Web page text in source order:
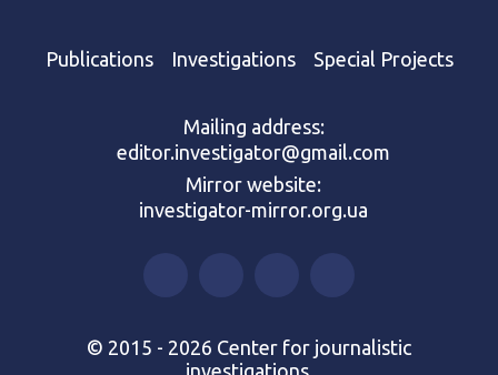
Publications Investigations Special Projects
Mailing address:
editor.investigator@gmail.com
Mirror website:
investigator-mirror.org.ua
© 2015 - 2026 Center for journalistic